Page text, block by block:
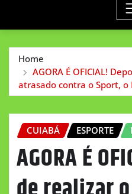
Home
AGORA É OFICIAL!
atrasado contra o Sport, o
CUIABÁ ESPORTE
AGORA É